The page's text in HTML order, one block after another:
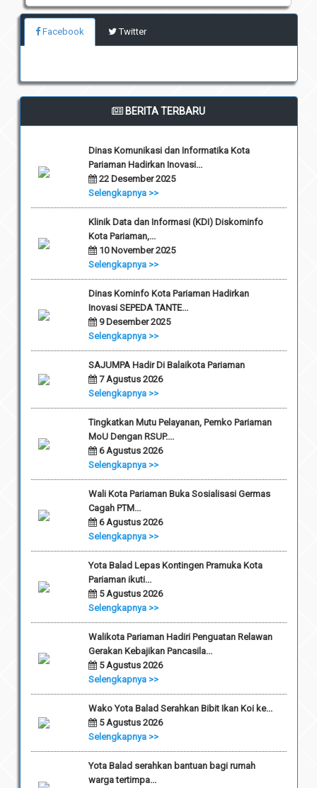
Facebook Twitter
BERITA TERBARU
Dinas Komunikasi dan Informatika Kota
Pariaman Hadirkan Inovasi...
22 Desember 2025
Selengkapnya >>
Klinik Data dan Informasi (KDI) Diskominfo
Kota Pariaman,...
10 November 2025
Selengkapnya >>
Dinas Kominfo Kota Pariaman Hadirkan
Inovasi SEPEDA TANTE...
9 Desember 2025
Selengkapnya >>
SAJUMPA Hadir Di Balaikota Pariaman
7 Agustus 2026
Selengkapnya >>
Tingkatkan Mutu Pelayanan, Pemko Pariaman
MoU Dengan RSUP....
6 Agustus 2026
Selengkapnya >>
Wali Kota Pariaman Buka Sosialisasi Germas
Cagah PTM...
6 Agustus 2026
Selengkapnya >>
Yota Balad Lepas Kontingen Pramuka Kota
Pariaman ikuti...
5 Agustus 2026
Selengkapnya >>
Walikota Pariaman Hadiri Penguatan Relawan
Gerakan Kebajikan Pancasila...
5 Agustus 2026
Selengkapnya >>
Wako Yota Balad Serahkan Bibit Ikan Koi ke...
5 Agustus 2026
Selengkapnya >>
Yota Balad serahkan bantuan bagi rumah
warga tertimpa...